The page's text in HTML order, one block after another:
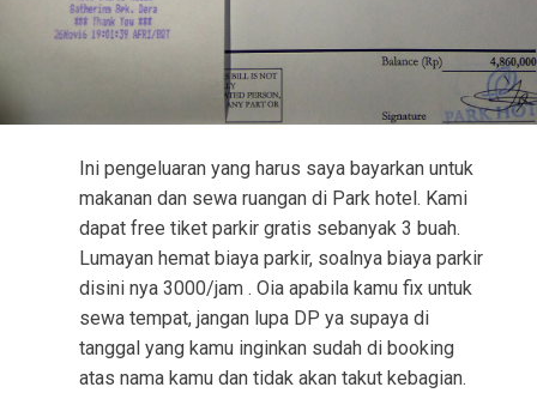
Ini pengeluaran yang harus saya bayarkan untuk
makanan dan sewa ruangan di Park hotel. Kami
dapat free tiket parkir gratis sebanyak 3 buah.
Lumayan hemat biaya parkir, soalnya biaya parkir
disini nya 3000/jam . Oia apabila kamu fix untuk
sewa tempat, jangan lupa DP ya supaya di
tanggal yang kamu inginkan sudah di booking
atas nama kamu dan tidak akan takut kebagian.